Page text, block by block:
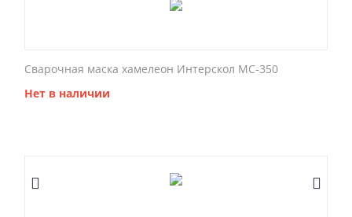
Сварочная маска хамелеон Интерскол МС-350
Нет в наличии